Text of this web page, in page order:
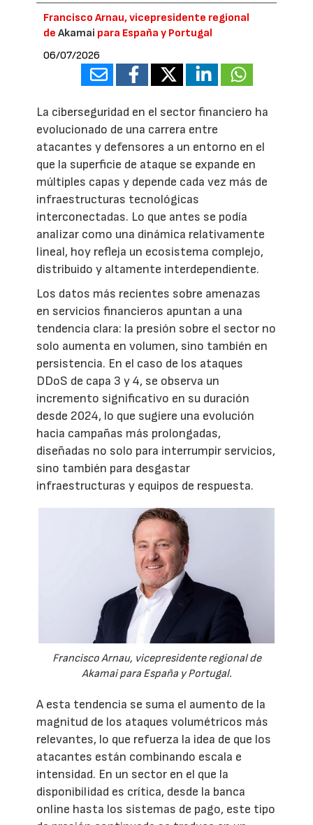
Francisco Arnau, vicepresidente regional
deAkamai para España y Portugal
06/07/2026
La ciberseguridad en el sector financiero ha
evolucionado de una carrera entre
atacantes y defensores a un entorno en el
que la superficie de ataque se expande en
múltiples capas y depende cada vez más de
infraestructuras tecnológicas
interconectadas. Lo que antes se podía
analizar como una dinámica relativamente
lineal, hoy refleja un ecosistema complejo,
distribuido y altamente interdependiente.
Los datos más recientes sobre amenazas
en servicios financieros apuntan a una
tendencia clara: la presión sobre el sector no
solo aumenta en volumen, sino también en
persistencia. En el caso de los ataques
DDoS de capa 3 y 4, se observa un
incremento significativo en su duración
desde 2024, lo que sugiere una evolución
hacia campañas más prolongadas,
diseñadas no solo para interrumpir servicios,
sino también para desgastar
infraestructuras y equipos de respuesta.
Francisco Arnau, vicepresidente regional de
Akamai para España y Portugal.
A esta tendencia se suma el aumento de la
magnitud de los ataques volumétricos más
relevantes, lo que refuerza la idea de que los
atacantes están combinando escala e
intensidad. En un sector en el que la
disponibilidad es crítica, desde la banca
online hasta los sistemas de pago, este tipo